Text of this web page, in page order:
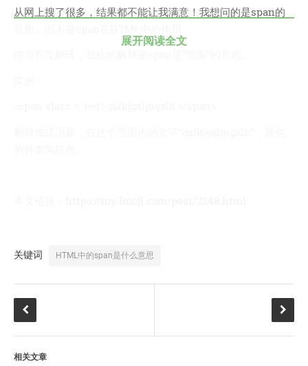
记录
逆时针
德林博客
展天博客
我的天
从网上搜了很多，结果都不能让我满意！我想问的是span的
展开阅读全文
关键词 HTML中的span是什么意思
相关文章